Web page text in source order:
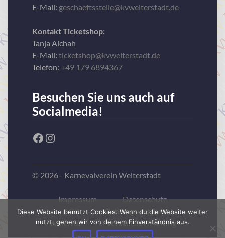
E-Mail: geschaeftsstelle@kvweiterstadt.de
Kontakt Ticketshop:
Tanja Aichah
E-Mail: ticketshop@kvweiterstadt.de
Telefon: +49 179 6894367
Besuchen Sie uns auch auf
Socialmedia!
Facebook
Instagram
© 2026 - Karnevalverein Weiterstadt
Impressum
Datenschutz
AGB
Zahlungsweisen
Widerruf
Versand & Lieferung
Diese Website benutzt Cookies. Wenn du die Website weiter
nutzt, gehen wir von deinem Einverständnis aus.